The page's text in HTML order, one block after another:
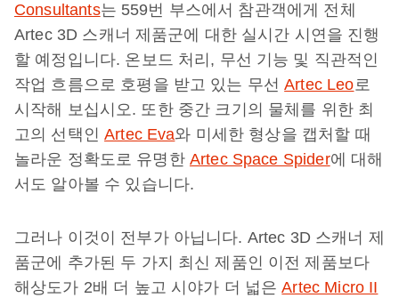
Consultants는 559번 부스에서 참관객에게 전체
Artec 3D 스캐너 제품군에 대한 실시간 시연을 진행
할 예정입니다. 온보드 처리, 무선 기능 및 직관적인
작업 흐름으로 호평을 받고 있는 무선Artec Leo로
시작해 보십시오. 또한 중간 크기의 물체를 위한 최
고의 선택인Artec Eva와 미세한 형상을 캡처할 때
놀라운 정확도로 유명한 Artec Space Spider에 대해
서도 알아볼 수 있습니다.
그러나 이것이 전부가 아닙니다. Artec 3D 스캐너 제
품군에 추가된 두 가지 최신 제품인 이전 제품보다
해상도가 2배 더 높고 시야가 더 넓은Artec Micro II